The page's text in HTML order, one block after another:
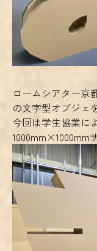
ロームシアター京
の文字型オブジェ
今回は学生協業に
1000mm×1000mm